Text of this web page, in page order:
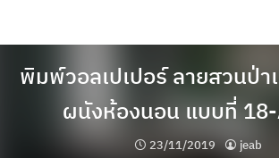
พิมพ์วอลเปเปอร์ ลายสวนป่า
ผนังห้องนอน แบบที่
23/11/2019 jeab